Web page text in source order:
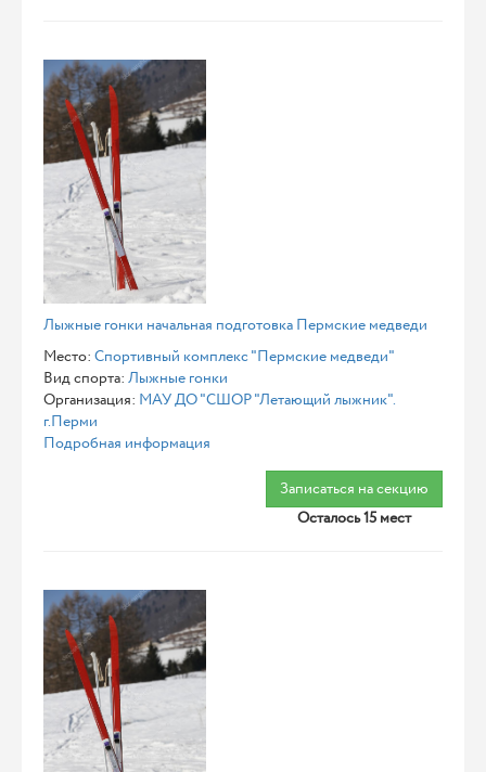
Лыжные гонки начальная подготовка Пермские медведи
Место: Спортивный комплекс "Пермские медведи"
Вид спорта: Лыжные гонки
Организация: МАУ ДО "СШОР "Летающий лыжник".
г.Перми
Подробная информация
Записаться на секцию
Осталось 15 мест